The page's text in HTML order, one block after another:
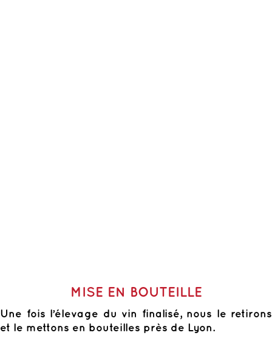
MISE EN BOUTEILLE
Une fois l’élevage du vin finalisé, nous le retirons
et le mettons en bouteilles près de Lyon.